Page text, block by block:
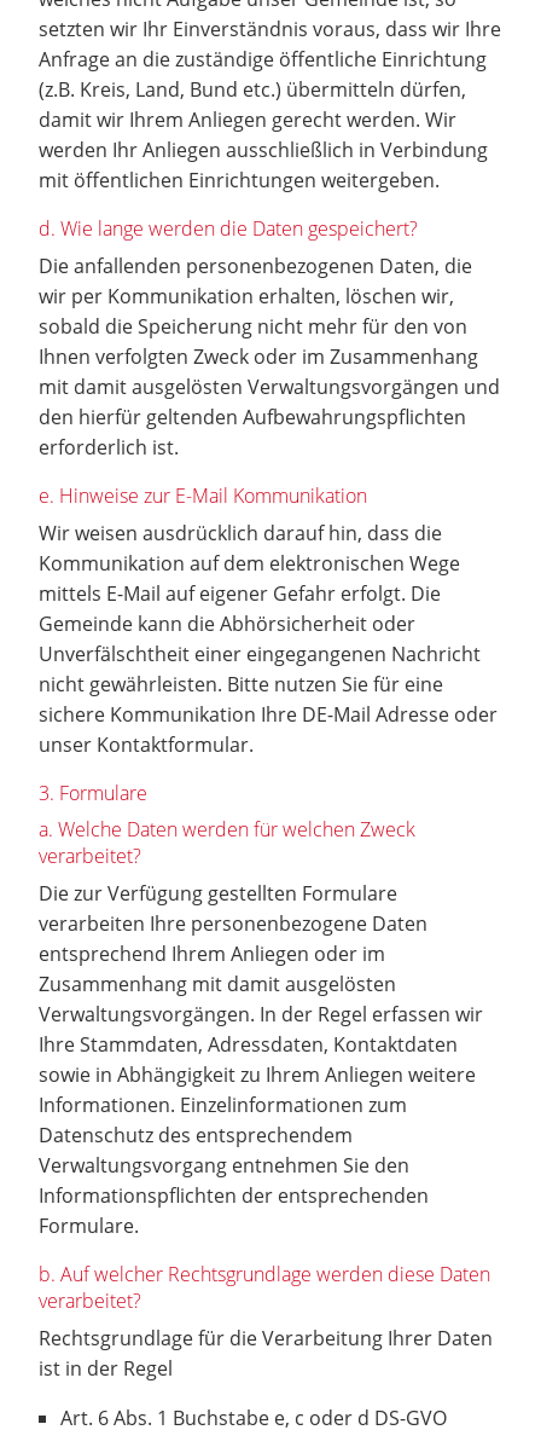
setzten wir Ihr Einverständnis voraus, dass wir Ihre
Anfrage an die zuständige öffentliche Einrichtung
(z.B. Kreis, Land, Bund etc.) übermitteln dürfen,
damit wir Ihrem Anliegen gerecht werden. Wir
werden Ihr Anliegen ausschließlich in Verbindung
mit öffentlichen Einrichtungen weitergeben.
d. Wie lange werden die Daten gespeichert?
Die anfallenden personenbezogenen Daten, die
wir per Kommunikation erhalten, löschen wir,
sobald die Speicherung nicht mehr für den von
Ihnen verfolgten Zweck oder im Zusammenhang
mit damit ausgelösten Verwaltungsvorgängen und
den hierfür geltenden Aufbewahrungspflichten
erforderlich ist.
e. Hinweise zur E-Mail Kommunikation
Wir weisen ausdrücklich darauf hin, dass die
Kommunikation auf dem elektronischen Wege
mittels E-Mail auf eigener Gefahr erfolgt. Die
Gemeinde kann die Abhörsicherheit oder
Unverfälschtheit einer eingegangenen Nachricht
nicht gewährleisten. Bitte nutzen Sie für eine
sichere Kommunikation Ihre DE-Mail Adresse oder
unser Kontaktformular.
3. Formulare
a. Welche Daten werden für welchen Zweck
verarbeitet?
Die zur Verfügung gestellten Formulare
verarbeiten Ihre personenbezogene Daten
entsprechend Ihrem Anliegen oder im
Zusammenhang mit damit ausgelösten
Verwaltungsvorgängen. In der Regel erfassen wir
Ihre Stammdaten, Adressdaten, Kontaktdaten
sowie in Abhängigkeit zu Ihrem Anliegen weitere
Informationen. Einzelinformationen zum
Datenschutz des entsprechendem
Verwaltungsvorgang entnehmen Sie den
Informationspflichten der entsprechenden
Formulare.
b. Auf welcher Rechtsgrundlage werden diese Daten
verarbeitet?
Rechtsgrundlage für die Verarbeitung Ihrer Daten
ist in der Regel
Art. 6 Abs. 1 Buchstabe e, c oder d DS-GVO